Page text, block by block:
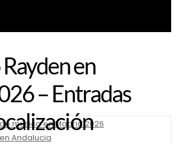
música en Madrid 2026
Andalucia
en
– Entradas